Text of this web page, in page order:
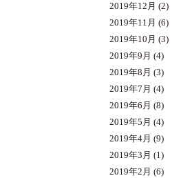
2019年12月 (2)
2019年11月 (6)
2019年10月 (3)
2019年9月 (4)
2019年8月 (3)
2019年7月 (4)
2019年6月 (8)
2019年5月 (4)
2019年4月 (9)
2019年3月 (1)
2019年2月 (6)